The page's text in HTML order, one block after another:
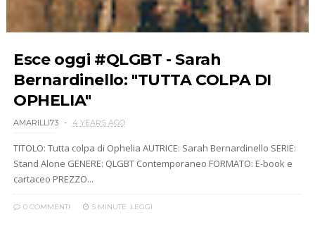
Esce oggi #QLGBT - Sarah
Bernardinello: "TUTTA COLPA DI
OPHELIA"
AMARILLI73 4 YEARS AGO
TITOLO: Tutta colpa di Ophelia AUTRICE: Sarah Bernardinello SERIE:
Stand Alone GENERE: QLGBT Contemporaneo FORMATO: E-book e
cartaceo PREZZO...
0 COMMENTI 5 MINUTE LEGGI